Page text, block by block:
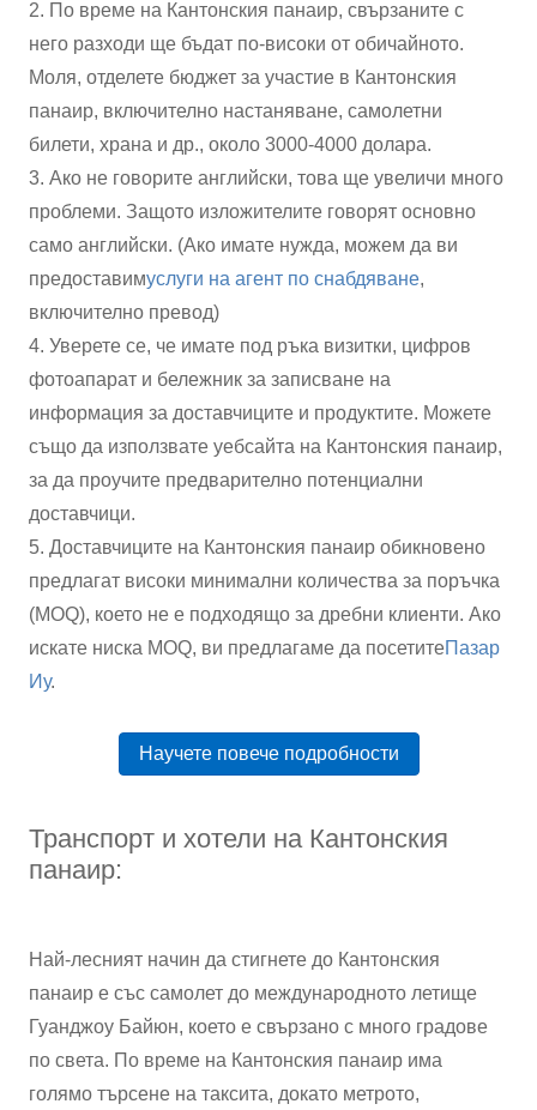
2. По време на Кантонския панаир, свързаните с
него разходи ще бъдат по-високи от обичайното.
Моля, отделете бюджет за участие в Кантонския
панаир, включително настаняване, самолетни
билети, храна и др., около 3000-4000 долара.
3. Ако не говорите английски, това ще увеличи много
проблеми. Защото изложителите говорят основно
само английски. (Ако имате нужда, можем да ви
предоставимуслуги на агент по снабдяване,
включително превод)
4. Уверете се, че имате под ръка визитки, цифров
фотоапарат и бележник за записване на
информация за доставчиците и продуктите. Можете
също да използвате уебсайта на Кантонския панаир,
за да проучите предварително потенциални
доставчици.
5. Доставчиците на Кантонския панаир обикновено
предлагат високи минимални количества за поръчка
(MOQ), което не е подходящо за дребни клиенти. Ако
искате ниска MOQ, ви предлагаме да посетитеПазар
Иу.
Научете повече подробности
Транспорт и хотели на Кантонския
панаир:
Най-лесният начин да стигнете до Кантонския
панаир е със самолет до международното летище
Гуанджоу Байюн, което е свързано с много градове
по света. По време на Кантонския панаир има
голямо търсене на таксита, докато метрото,